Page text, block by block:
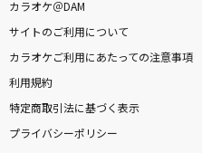
カラオケ＠DAM
サイトのご利用について
カラオケご利用にあたっての注意事項
利用規約
特定商取引法に基づく表示
プライバシーポリシー